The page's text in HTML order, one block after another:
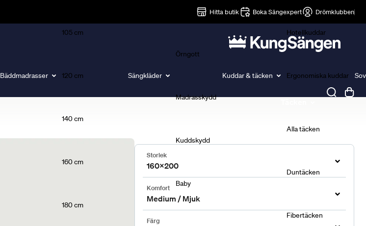
Hitta butik Boka Sängexpert Drömklubben
Bäddmadrasser
105 cm
120 cm
140 cm
160 cm
180 cm
Sängkläder
Örngott
Madrasskydd
Kuddskydd
Baby
Kuddar & täcken
Hotellkuddar
Ergonomiska kuddar
Alla täcken
Duntäcken
Fibertäcken
Storlek
160x200
Komfort
Medium / Mjuk
Färg